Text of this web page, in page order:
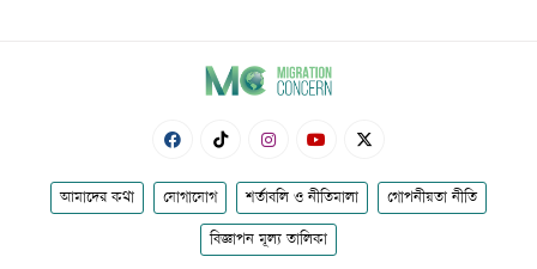
আমাদের কথা যোগাযোগ শর্তাবলি ও নীতিমালা গোপনীয়তা নীতি
বিজ্ঞাপন মূল্য তালিকা